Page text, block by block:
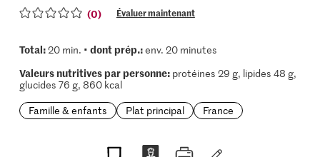
(0) Évaluer maintenant
Total:20 min. • dont prép.:env. 20 minutes
Valeurs nutritives par personne:protéines 29 g, lipides 48 g,
glucides 76 g, 860 kcal
Famille & enfants
Plat principal France